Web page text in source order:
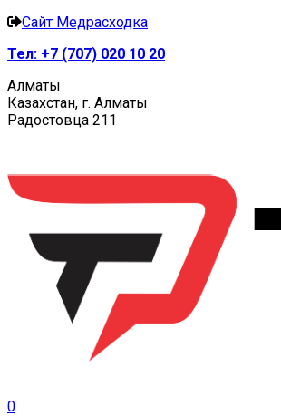
Сайт Медрасходка
Тел: +7 (707) 020 10 20
Алматы
Казахстан, г. Алматы
Радостовца 211
0